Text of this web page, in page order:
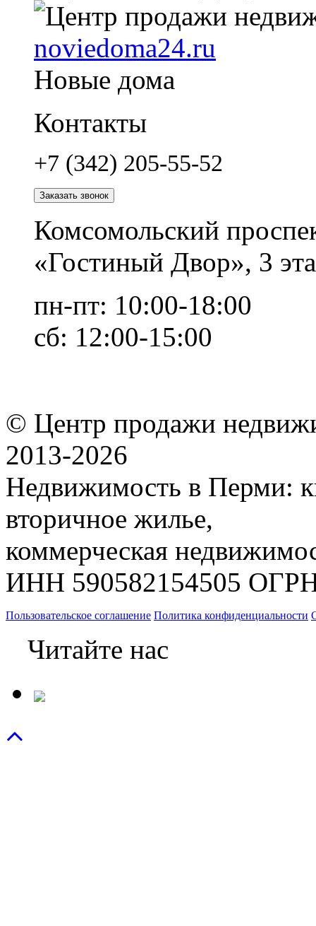
noviedoma24.ru
Новые дома
Контакты
+7 (342) 205-55-52
Заказать звонок
Комсомольский
«Гостиный Двор», 3
пн-пт: 10:00-18:00
сб: 12:00-15:00
© Центр продажи
2013-2026
Недвижимость в Перми:
вторичное жилье,
коммерческая
ИНН 590582154505
Пользовательское соглашение Политика конфиденциальности
Читайте нас